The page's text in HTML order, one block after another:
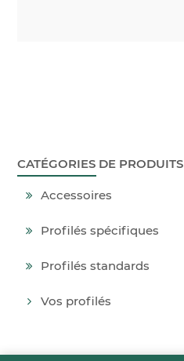
CATÉGORIES DE PRODUITS
Accessoires
Profilés spécifiques
Profilés standards
Vos profilés